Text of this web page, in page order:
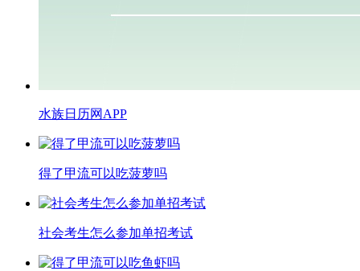
水族日历网APP
得了甲流可以吃菠萝吗
​社会考生怎么参加单招考试